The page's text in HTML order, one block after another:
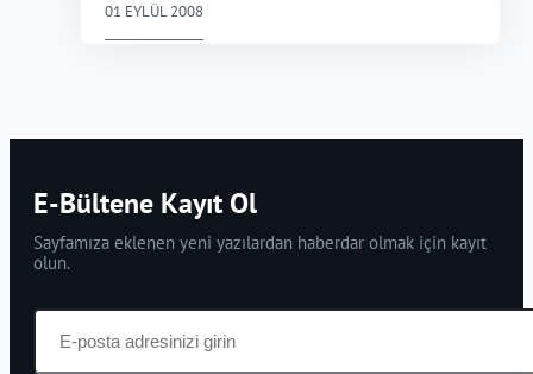
01 EYLÜL 2008
E-Bültene Kayıt Ol
Sayfamıza eklenen yeni yazılardan haberdar olmak için kayıt
olun.